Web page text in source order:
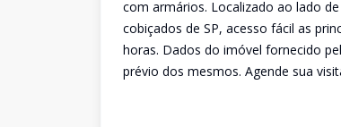
com armários. Localizado ao lado
cobiçados de SP, acesso fácil as
horas. Dados do imóvel fornecido
prévio dos mesmos. Agende sua